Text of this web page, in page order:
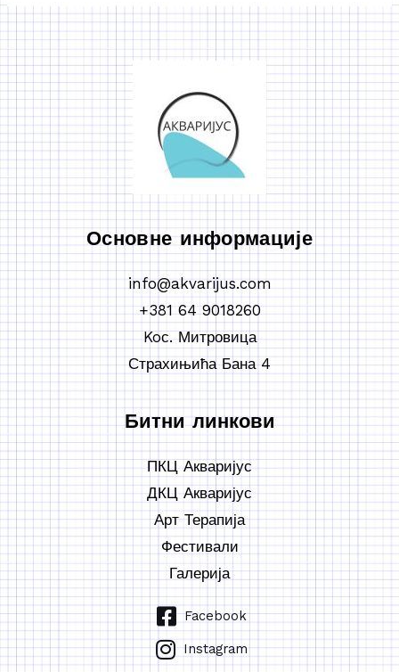
Основне информације
info@akvarijus.com
+381 64 9018260
Koс. Митровица
Страхињића Бана 4
Битни линкови
ПКЦ Акваријус
ДКЦ Акваријус
Арт Терапија
Фестивали
Галерија
Facebook
Instagram